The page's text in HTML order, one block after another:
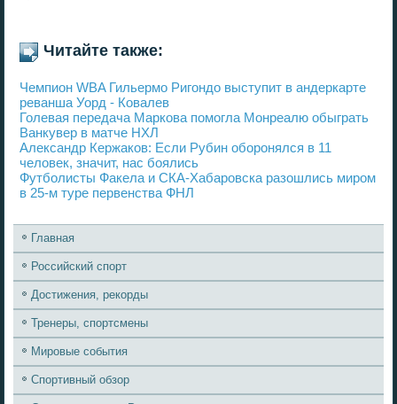
Читайте также:
Чемпион WBA Гильермо Ригондо выступит в андеркарте
реванша Уорд - Ковалев
Голевая передача Маркова помогла Монреалю обыграть
Ванкувер в матче НХЛ
Александр Кержаков: Если Рубин оборонялся в 11
человек, значит, нас боялись
Футболисты Факела и СКА-Хабаровска разошлись миром
в 25-м туре первенства ФНЛ
Главная
Российский спорт
Достижения, рекорды
Тренеры, спортсмены
Мировые события
Спортивный обзор